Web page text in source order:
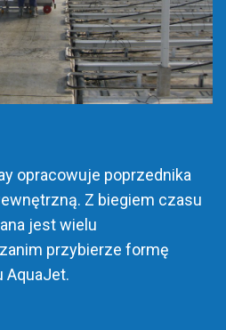
opracowuje poprzednika
Z biegiem czasu
jest wielu
przybierze formę
AquaJet.